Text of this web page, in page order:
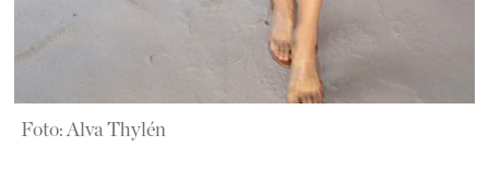
Foto: Alva Thylén